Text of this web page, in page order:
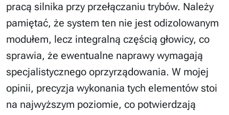
pracą silnika przy przełączaniu trybów. Należy
pamiętać, że system ten nie jest odizolowanym
modułem, lecz integralną częścią głowicy, co
sprawia, że ewentualne naprawy wymagają
specjalistycznego oprzyrządowania. W mojej
opinii, precyzja wykonania tych elementów stoi
na najwyższym poziomie, co potwierdzają